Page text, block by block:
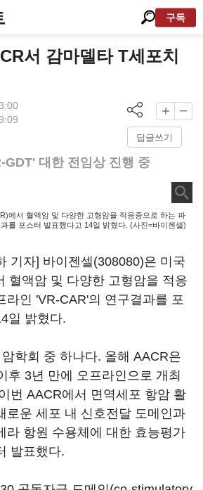
구독
서 감마델타 T세포치
답글쓰기
GDT' 대한 전임상 진행 중
에서 혈액암 및 다양한 고형암을 적응증으로 하는 파
를 포스터 발표했다고 14일 밝혔다. (사진=바이젠셀)
기자] 바이젠셀(308080)은 미국
혈액암 및 다양한 고형암을 적응
라인 'VR-CAR'의 연구결과를 포
일 밝혔다.
학회 중 하나다. 올해 AACR은
후 3년 만에 오프라인으로 개최
번 AACR에서 면역세포 항암 활
로운 세포 내 신호전달 도메인과
라 항원 수용체에 대한 효능평가
발표했다.